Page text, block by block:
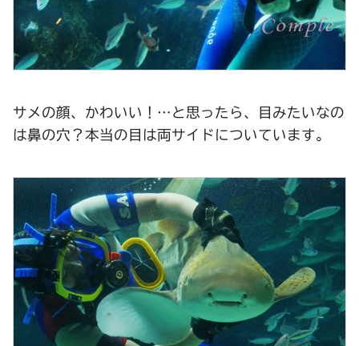
サメの顔、かわいい！…と思ったら、目みたいなの
は鼻の穴？本当の目は両サイドについています。